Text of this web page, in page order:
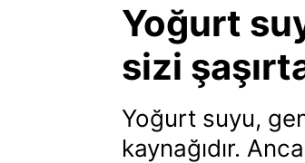
Yoğurt
sizi
Yoğurt suyu,
kaynağıdır.